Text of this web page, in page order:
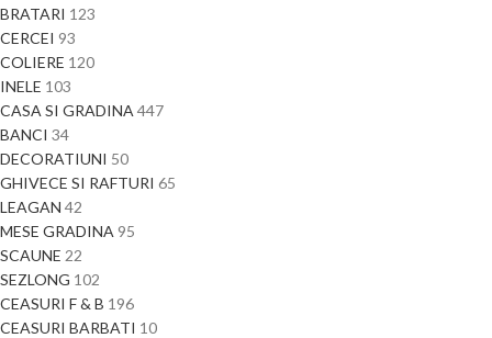
BRATARI 123
CERCEI 93
COLIERE 120
INELE 103
CASA SI GRADINA 447
BANCI 34
DECORATIUNI 50
GHIVECE SI RAFTURI 65
LEAGAN 42
MESE GRADINA 95
SCAUNE 22
SEZLONG 102
CEASURI F & B 196
CEASURI BARBATI 10